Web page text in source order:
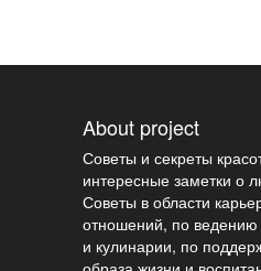
About project
Советы и секреты
интересные заметки о
Советы в области
отношений, по ведению
и кулинарии, по